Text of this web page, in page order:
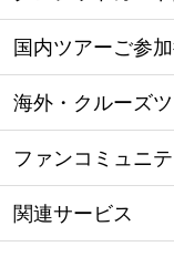
国内ツアーご参
海外・クルーズ
ファンコミュニテ
関連サービス